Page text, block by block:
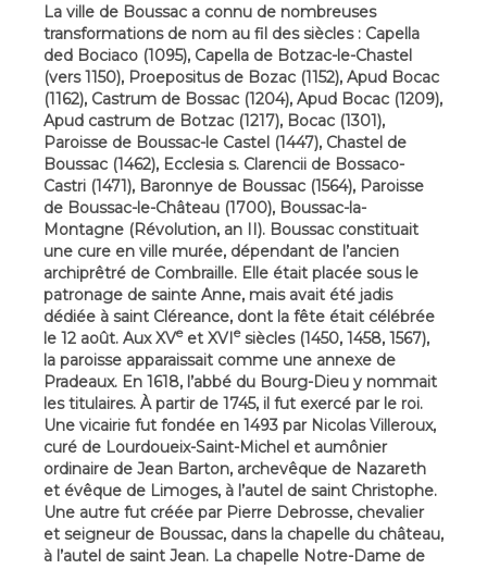
La ville de Boussac a connu de nombreuses
transformations de nom au fil des siècles : Capella
ded Bociaco (1095), Capella de Botzac-le-Chastel
(vers 1150), Proepositus de Bozac (1152), Apud Bocac
(1162), Castrum de Bossac (1204), Apud Bocac (1209),
Apud castrum de Botzac (1217), Bocac (1301),
Paroisse de Boussac-le Castel (1447), Chastel de
Boussac (1462), Ecclesia s. Clarencii de Bossaco-
Castri (1471), Baronnye de Boussac (1564), Paroisse
de Boussac-le-Château (1700), Boussac-la-
Montagne (Révolution, an II). Boussac constituait
une cure en ville murée, dépendant de l’ancien
archiprêtré de Combraille. Elle était placée sous le
patronage de sainte Anne, mais avait été jadis
dédiée à saint Cléreance, dont la fête était célébrée
le 12 août. Aux XVeet XVIesiècles (1450, 1458, 1567),
la paroisse apparaissait comme une annexe de
Pradeaux. En 1618, l’abbé du Bourg-Dieu y nommait
les titulaires. À partir de 1745, il fut exercé par le roi.
Une vicairie fut fondée en 1493 par Nicolas Villeroux,
curé de Lourdoueix-Saint-Michel et aumônier
ordinaire de Jean Barton, archevêque de Nazareth
et évêque de Limoges, à l’autel de saint Christophe.
Une autre fut créée par Pierre Debrosse, chevalier
et seigneur de Boussac, dans la chapelle du château,
à l’autel de saint Jean. La chapelle Notre-Dame de